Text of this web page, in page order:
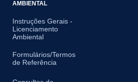
AMBIENTAL
Instruções Gerais -
Licenciamento
Ambiental
Formulários/Termos
de Referência